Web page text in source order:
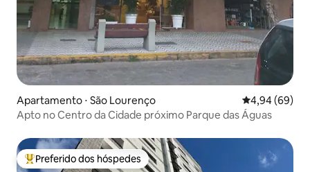
Apartamento ⋅ São Lourenço 4,94 de uma
4,94 (69)
Apto no Centro da Cidade próximo Parque das Águas
Entre os melhores preferidos dos hóspedes
Preferido dos hóspedes